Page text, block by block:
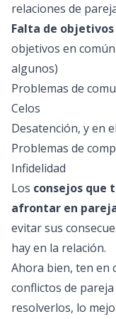
relaciones de
Falta de objetivos
objetivos en
algunos)
Problemas de
Celos
Desatención, y en
Problemas de
Infidelidad
Los consejos que
afrontar en
evitar sus
hay en la relación.
Ahora bien, ten en
conflictos de
resolverlos, lo